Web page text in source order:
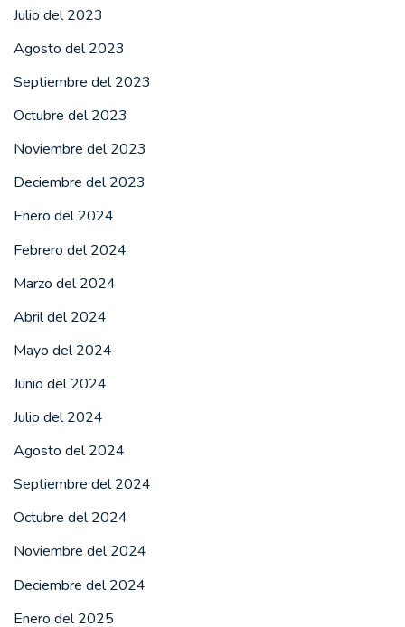
Julio del 2023
Agosto del 2023
Septiembre del 2023
Octubre del 2023
Noviembre del 2023
Deciembre del 2023
Enero del 2024
Febrero del 2024
Marzo del 2024
Abril del 2024
Mayo del 2024
Junio del 2024
Julio del 2024
Agosto del 2024
Septiembre del 2024
Octubre del 2024
Noviembre del 2024
Deciembre del 2024
Enero del 2025